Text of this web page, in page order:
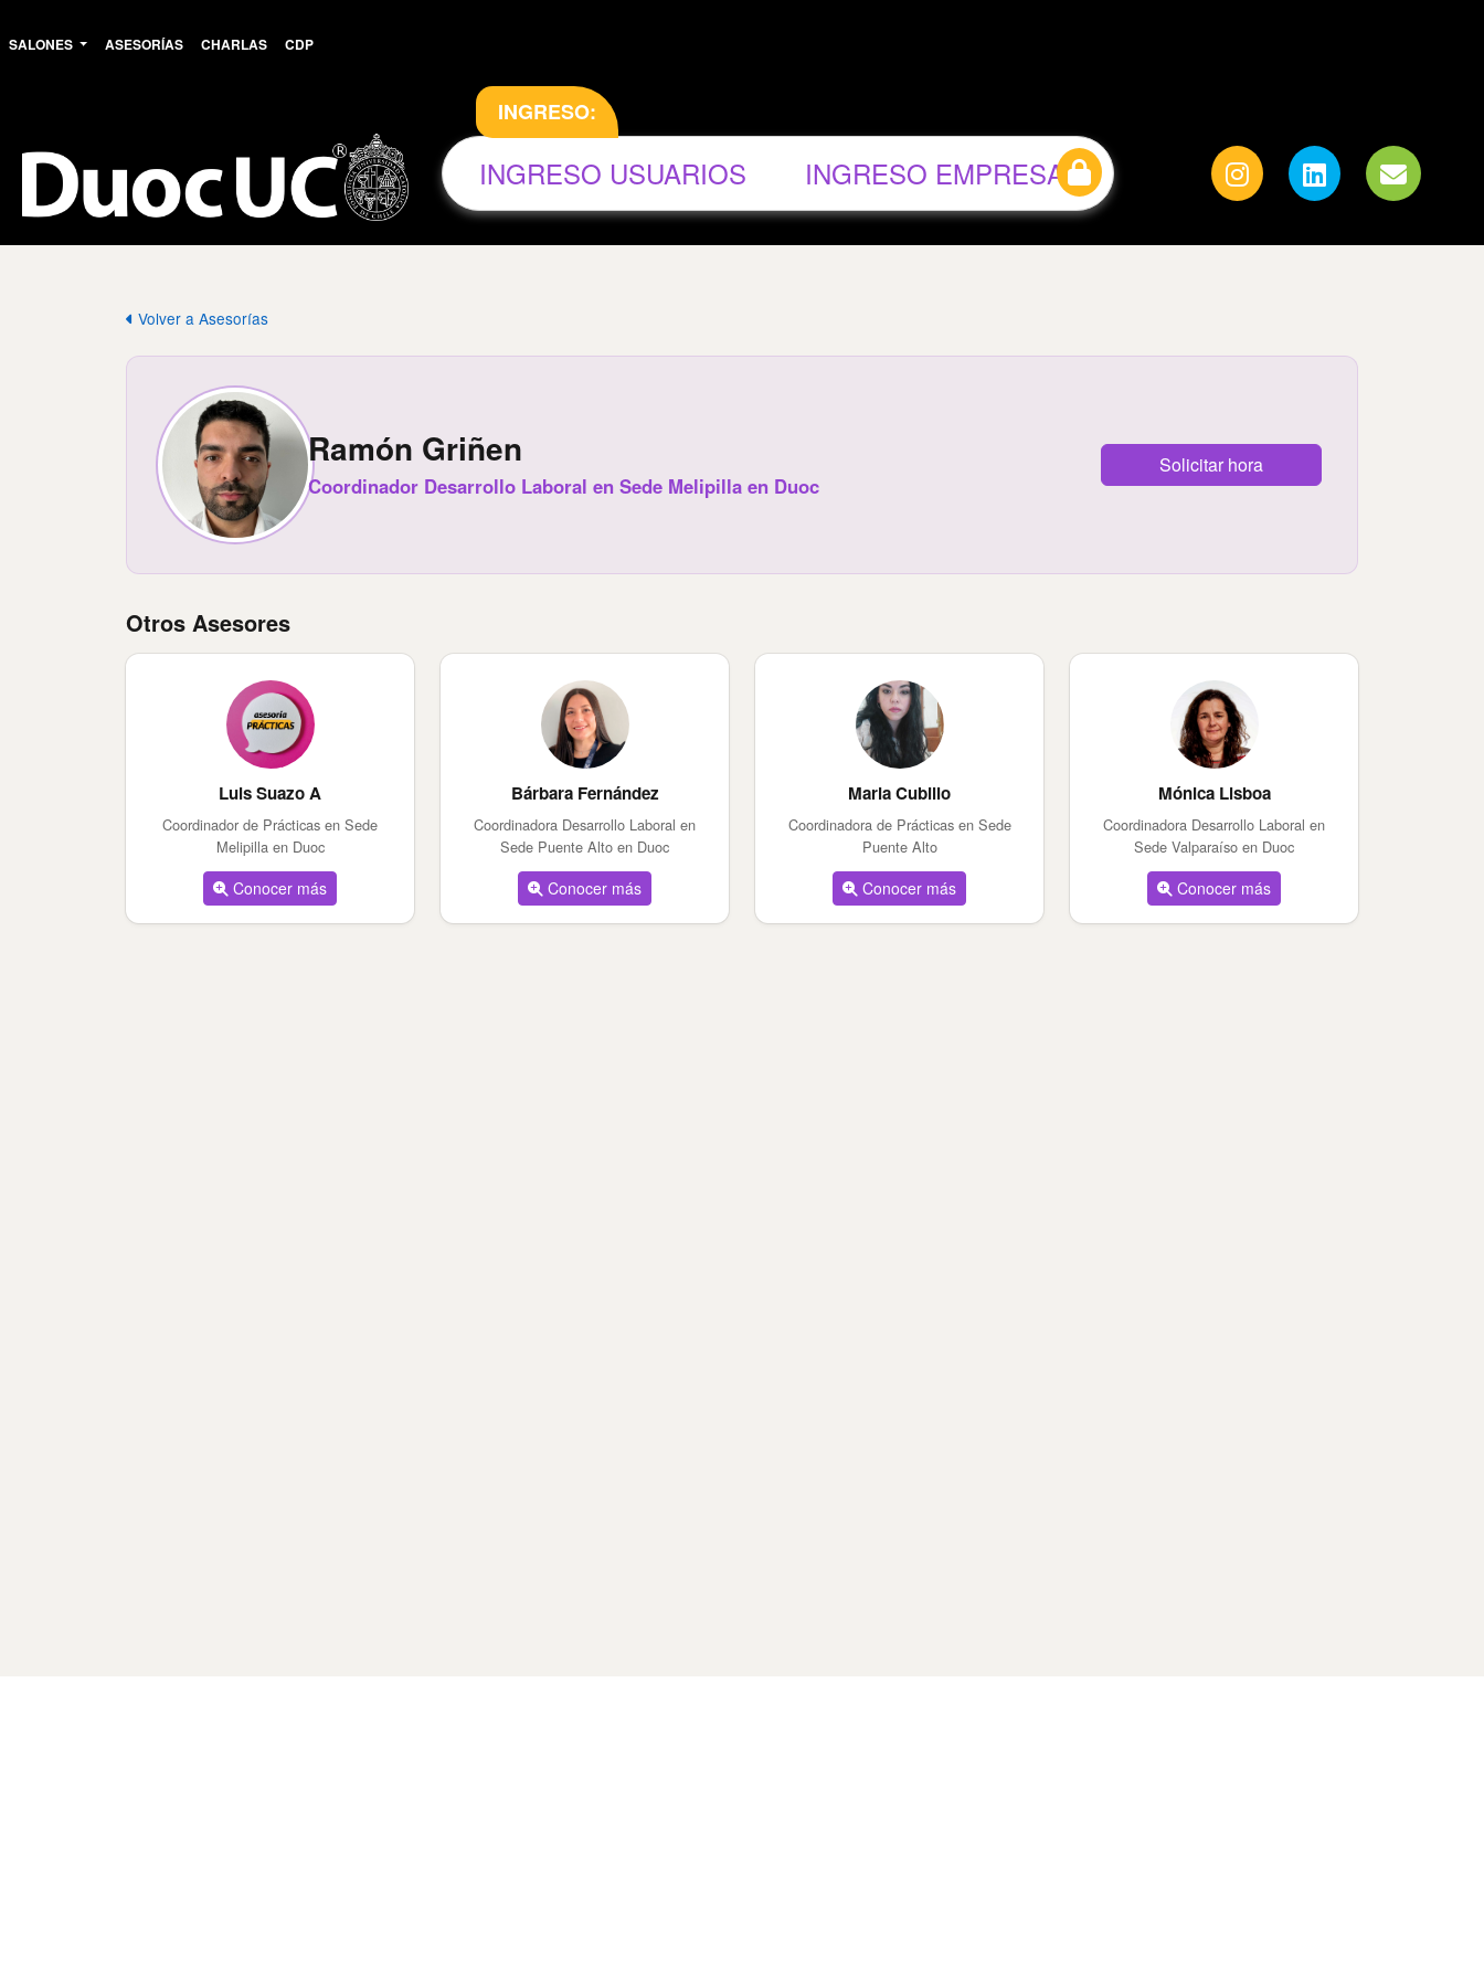
SALONES ASESORÍAS CHARLAS CDP
INGRESO:
INGRESO USUARIOS INGRESO EMPRESAS
Volver a Asesorías
Ramón Griñen
Coordinador Desarrollo Laboral en Sede Melipilla en Duoc
Solicitar hora
Otros Asesores
Luis Suazo A
Coordinador de Prácticas en Sede
Melipilla en Duoc
Conocer más
Bárbara Fernández
Coordinadora Desarrollo Laboral en
Sede Puente Alto en Duoc
Conocer más
Maria Cubillo
Coordinadora de Prácticas en Sede
Puente Alto
Conocer más
Mónica Lisboa
Coordinadora Desarrollo Laboral en
Sede Valparaíso en Duoc
Conocer más